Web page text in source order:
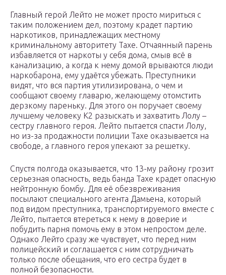
Главный герой Лейто не может просто мириться с
таким положением дел, поэтому крадет партию
наркотиков, принадлежащих местному
криминальному авторитету Тахе. Отчаянный парень
избавляется от наркоты у себя дома, смыв всё в
канализацию, а когда к нему домой врываются люди
наркобарона, ему удаётся убежать. Преступники
видят, что вся партия утилизирована, о чем и
сообщают своему главарю, желающему отомстить
дерзкому пареньку. Для этого он поручает своему
лучшему человеку К2 разыскать и захватить Лолу –
сестру главного героя. Лейто пытается спасти Лолу,
но из-за продажности полиции Тахе оказывается на
свободе, а главного героя упекают за решетку.
Спустя полгода оказывается, что 13-му району грозит
серьезная опасность, ведь банда Тахе крадет опасную
нейтронную бомбу. Для её обезвреживания
посылают специального агента Дамьена, который
под видом преступника, транспортируемого вместе с
Лейто, пытается втереться к нему в доверие и
побудить парня помочь ему в этом непростом деле.
Однако Лейто сразу же чувствует, что перед ним
полицейский и соглашается с ним сотрудничать
только после обещания, что его сестра будет в
полной безопасности.